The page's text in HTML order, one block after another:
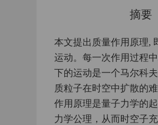
摘要
本文提出质量作用原理,
运动。每一次作用过程
下的运动是一个马尔科
质粒子在时空中扩散的
作用原理是量子力学的
力学公理，从而时空子